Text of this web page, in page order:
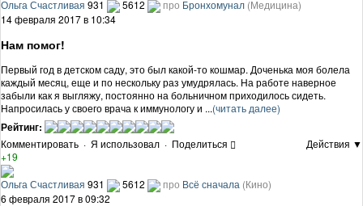
Ольга Счастливая 931 5612 про Бронхомунал (Медицина)
14 февраля 2017 в 10:34
Нам помог!
Первый год в детском саду, это был какой-то кошмар. Доченька моя болела
каждый месяц, еще и по нескольку раз умудрялась. На работе наверное
забыли как я выгляжу, постоянно на больничном приходилось сидеть.
Напросилась у своего врача к иммунологу и ...(читать далее)
Рейтинг:
Комментировать · Я использовал · Поделиться
Действия ▼
+19
Ольга Счастливая 931 5612 про Всё сначала (Кино)
6 февраля 2017 в 09:32